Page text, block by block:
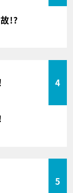
!?
4
5